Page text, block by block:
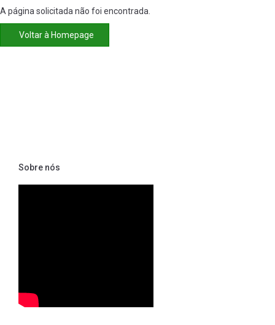
A página solicitada não foi encontrada.
Voltar à Homepage
Sobre nós